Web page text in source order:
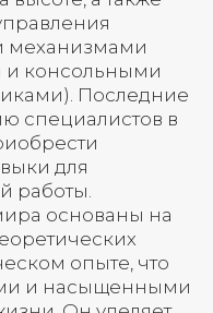
и консольными
Последние
специалистов в
для
работы.
основаны на
опыте, что
и насыщенными